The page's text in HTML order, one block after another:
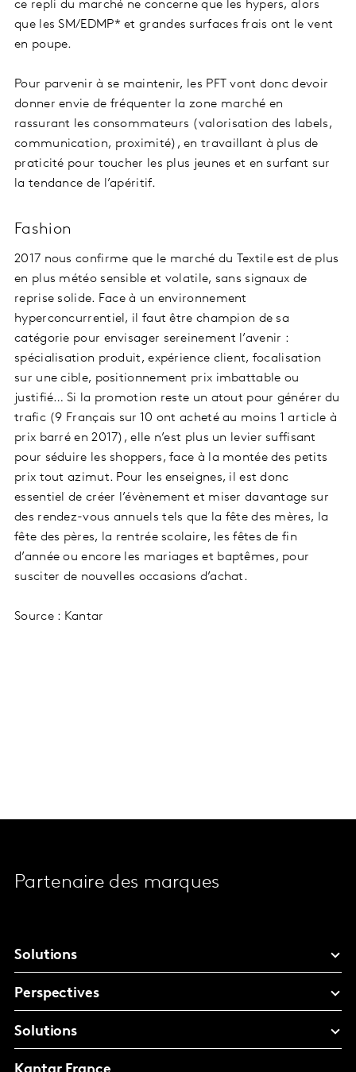
ce repli du marché ne concerne que les hypers, alors
que les SM/EDMP* et grandes surfaces frais ont le vent
en poupe.
Pour parvenir à se maintenir, les PFT vont donc devoir
donner envie de fréquenter la zone marché en
rassurant les consommateurs (valorisation des labels,
communication, proximité), en travaillant à plus de
praticité pour toucher les plus jeunes et en surfant sur
la tendance de l’apéritif.
Fashion
2017 nous confirme que le marché du Textile est de plus
en plus météo sensible et volatile, sans signaux de
reprise solide. Face à un environnement
hyperconcurrentiel, il faut être champion de sa
catégorie pour envisager sereinement l’avenir :
spécialisation produit, expérience client, focalisation
sur une cible, positionnement prix imbattable ou
justifié… Si la promotion reste un atout pour générer du
trafic (9 Français sur 10 ont acheté au moins 1 article à
prix barré en 2017), elle n’est plus un levier suffisant
pour séduire les shoppers, face à la montée des petits
prix tout azimut. Pour les enseignes, il est donc
essentiel de créer l’évènement et miser davantage sur
des rendez-vous annuels tels que la fête des mères, la
fête des pères, la rentrée scolaire, les fêtes de fin
d’année ou encore les mariages et baptêmes, pour
susciter de nouvelles occasions d’achat.
Source : Kantar
Partenaire des marques
Solutions
Perspectives
Solutions